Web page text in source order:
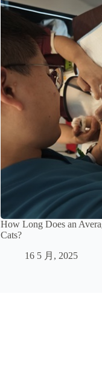
How Long Does an
Cats?
16 5 月, 2025